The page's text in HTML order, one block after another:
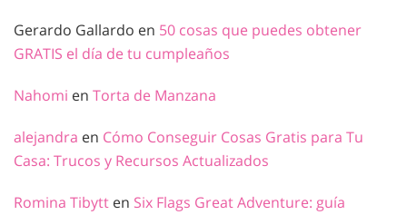
Gerardo Gallardo en 50 cosas que puedes obtener
GRATIS el día de tu cumpleaños
Nahomi en Torta de Manzana
alejandra en Cómo Conseguir Cosas Gratis para Tu
Casa: Trucos y Recursos Actualizados
Romina Tibytt en Six Flags Great Adventure: guía